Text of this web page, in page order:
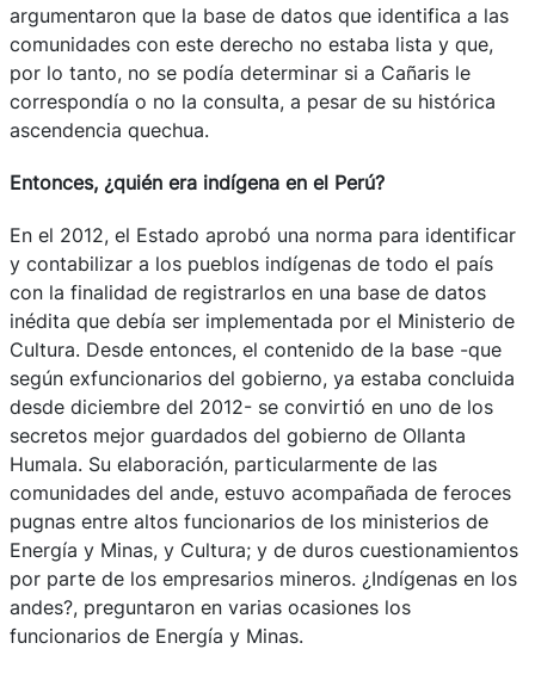
argumentaron que la base de datos que identifica a las
comunidades con este derecho no estaba lista y que,
por lo tanto, no se podía determinar si a Cañaris le
correspondía o no la consulta, a pesar de su histórica
ascendencia quechua.
Entonces, ¿quién era indígena en el Perú?
En el 2012, el Estado aprobó una norma para identificar
y contabilizar a los pueblos indígenas de todo el país
con la finalidad de registrarlos en una base de datos
inédita que debía ser implementada por el Ministerio de
Cultura. Desde entonces, el contenido de la base -que
según exfuncionarios del gobierno, ya estaba concluida
desde diciembre del 2012- se convirtió en uno de los
secretos mejor guardados del gobierno de Ollanta
Humala. Su elaboración, particularmente de las
comunidades del ande, estuvo acompañada de feroces
pugnas entre altos funcionarios de los ministerios de
Energía y Minas, y Cultura; y de duros cuestionamientos
por parte de los empresarios mineros. ¿Indígenas en los
andes?, preguntaron en varias ocasiones los
funcionarios de Energía y Minas.